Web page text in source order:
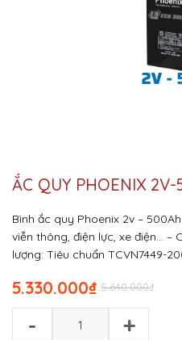
ẮC QUY PHOENIX
Bình ắc quy Phoenix 2v – 500Ah
viễn thông, điện lực, xe điện… –
lượng: Tiêu chuẩn TCVN7449-
₫
5.640.000
₫
5.330.000
- +